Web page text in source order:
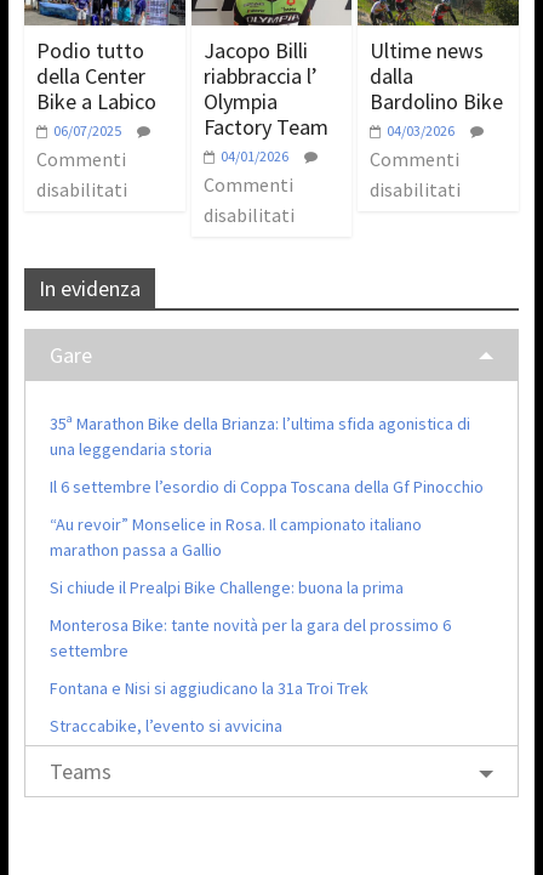
Podio tutto
della Center
Bike a Labico
06/07/2025
Commenti
disabilitati
Jacopo Billi
riabbraccia l’
Olympia
Factory Team
04/01/2026
Commenti
disabilitati
Ultime news
dalla
Bardolino Bike
04/03/2026
Commenti
disabilitati
In evidenza
Gare
35ª Marathon Bike della Brianza: l’ultima sfida agonistica di
una leggendaria storia
Il 6 settembre l’esordio di Coppa Toscana della Gf Pinocchio
“Au revoir” Monselice in Rosa. Il campionato italiano
marathon passa a Gallio
Si chiude il Prealpi Bike Challenge: buona la prima
Monterosa Bike: tante novità per la gara del prossimo 6
settembre
Fontana e Nisi si aggiudicano la 31a Troi Trek
Straccabike, l’evento si avvicina
Teams